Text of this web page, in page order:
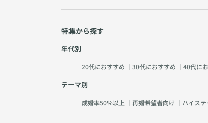
特集から探す
年代別
20代におすすめ ｜ 30代におすすめ ｜ 40代に
テーマ別
成婚率50％以上 ｜ 再婚希望者向け ｜ ハイス